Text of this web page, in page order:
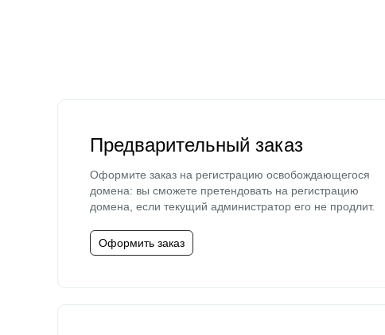
Предварительный заказ
Оформите заказ на регистрацию освобождающегося
домена: вы сможете претендовать на регистрацию
домена, если текущий администратор его не продлит.
Оформить заказ